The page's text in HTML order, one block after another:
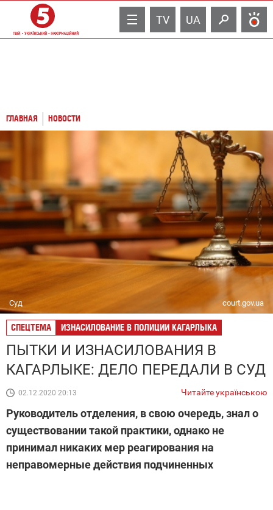
TV UA
ГЛАВНАЯ НОВОСТИ
Суд court.gov.ua
СПЕЦТЕМА ИЗНАСИЛОВАНИЕ В ПОЛИЦИИ КАГАРЛЫКА
ПЫТКИ И ИЗНАСИЛОВАНИЯ В
КАГАРЛЫКЕ: ДЕЛО ПЕРЕДАЛИ В СУД
02.12.2020 20:13 Читайте українською
Руководитель отделения, в свою очередь, знал о
существовании такой практики, однако не
принимал никаких мер реагирования на
неправомерные действия подчиненных